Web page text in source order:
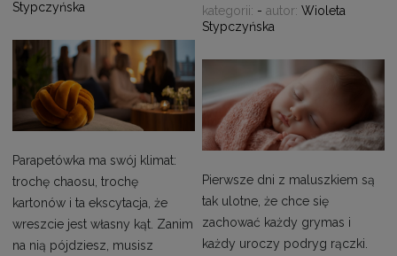
Stypczyńska
Parapetówka ma swój klimat:
trochę chaosu, trochę
kartonów i ta ekscytacja, że
wreszcie jest własny kąt. Zanim
na nią pójdziesz, musisz
kategorii: - autor:Wioleta
Stypczyńska
Pierwsze dni z maluszkiem są
tak ulotne, że chce się
zachować każdy grymas i
każdy uroczy podryg rączki.